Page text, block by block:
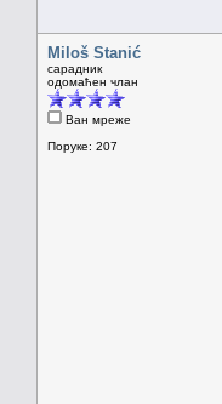
Miloš Stanić
сарадник
одомаћен члан
Ван мреже
Поруке: 207